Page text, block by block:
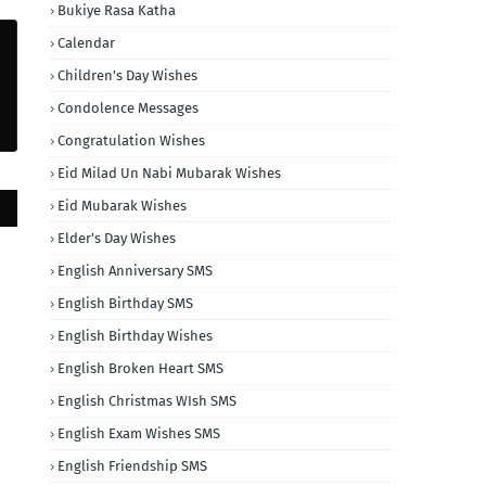
Bukiye Rasa Katha
Calendar
Children's Day Wishes
Condolence Messages
Congratulation Wishes
Eid Milad Un Nabi Mubarak Wishes
Eid Mubarak Wishes
Elder's Day Wishes
English Anniversary SMS
English Birthday SMS
English Birthday Wishes
English Broken Heart SMS
English Christmas WIsh SMS
English Exam Wishes SMS
English Friendship SMS